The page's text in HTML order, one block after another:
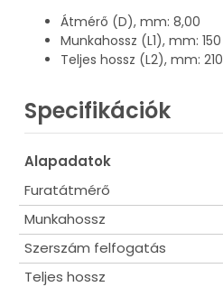
Átmérő (D), mm: 8,00
Munkahossz (L1), mm: 150
Teljes hossz (L2), mm: 210
Specifikációk
Alapadatok
Furatátmérő
Munkahossz
Szerszám felfogatás
Teljes hossz